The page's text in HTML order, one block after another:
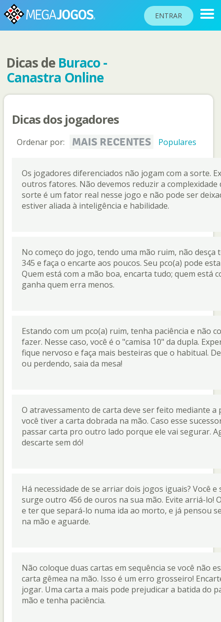
ENTRAR
RANKINGS
TORNEIOS
BLOG
AJUDA
JOGAR
Dicas de Buraco -
Canastra Online
Dicas dos jogadores
Ordenar por: MAIS RECENTES Populares
Os jogadores diferenciados não jogam com a sorte.
outros fatores. Não devemos reduzir a
sorte é um fator real nesse jogo e não pode ser
estiver aliada à inteligência e habilidade.
No começo do jogo, tendo uma mão ruim, não desça
345 e faça o encarte aos poucos. Seu pco(a) pode
Quem está com a mão boa, encarta tudo; quem está
ganha quem erra menos.
Estando com um pco(a) ruim, tenha paciência e não
fazer. Nesse caso, você é o "camisa 10" da dupla.
fique nervoso e faça mais besteiras que o habitual.
ou perdendo, saia da mesa!
O atravessamento de carta deve ser feito mediante
você tiver a carta dobrada na mão. Caso esse
passar carta pro outro lado porque ele vai segurar.
descarte sem dó!
Há necessidade de se arriar dois jogos iguais? Você
surge outro 456 de ouros na sua mão. Evite arriá-lo!
e ter que separá-lo numa ida ao morto, e já pensou
na mão e aguarde.
Não coloque duas cartas em sequência se você não
carta gêmea na mão. Isso é um erro grosseiro!
jogar. Uma carta a mais pode prejudicar a batida do
mão e tenha paciência.